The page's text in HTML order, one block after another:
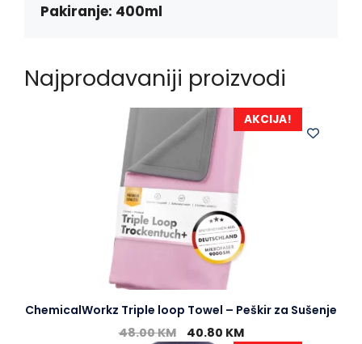
k
e
p
Pakiranje: 400ml
Najprodavaniji proizvodi
AKCIJA!
ChemicalWorkz Triple loop Towel – Peškir za Sušenje
48.00KM 40.80 KM